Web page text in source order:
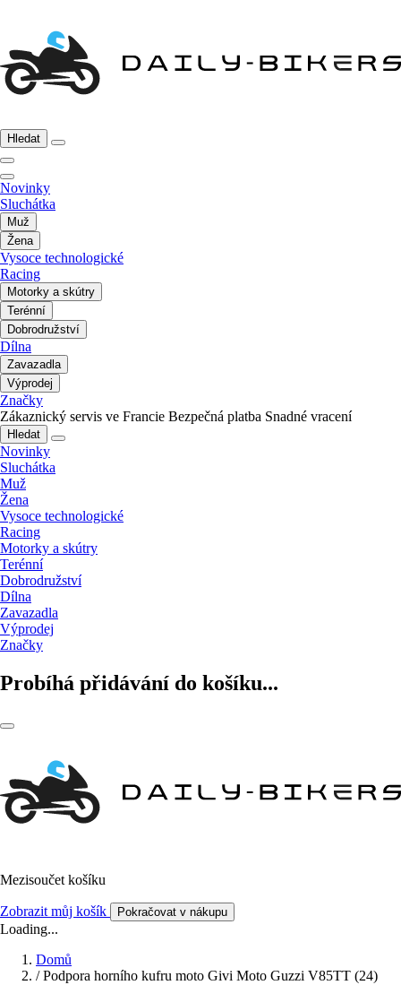
Hledat
Novinky
Sluchátka
Muž
Žena
Vysoce technologické
Racing
Motorky a skútry
Terénní
Dobrodružství
Dílna
Zavazadla
Výprodej
Značky
Zákaznický servis ve Francie Bezpečná platba Snadné vracení
Hledat
Novinky
Sluchátka
Muž
Žena
Vysoce technologické
Racing
Motorky a skútry
Terénní
Dobrodružství
Dílna
Zavazadla
Výprodej
Značky
Probíhá přidávání do košíku...
Mezisoučet košíku
Zobrazit můj košík Pokračovat v nákupu
Loading...
Domů
/ Podpora horního kufru moto Givi Moto Guzzi V85TT (24)